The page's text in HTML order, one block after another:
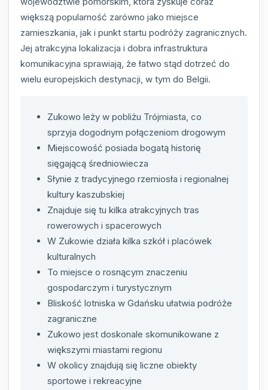
większą popularność zarówno jako miejsce
zamieszkania, jak i punkt startu podróży zagranicznych.
Jej atrakcyjna lokalizacja i dobra infrastruktura
komunikacyjna sprawiają, że łatwo stąd dotrzeć do
wielu europejskich destynacji, w tym do Belgii.
Zukowo leży w pobliżu Trójmiasta, co
sprzyja dogodnym połączeniom drogowym
Miejscowość posiada bogatą historię
sięgającą średniowiecza
Słynie z tradycyjnego rzemiosła i regionalnej
kultury kaszubskiej
Znajduje się tu kilka atrakcyjnych tras
rowerowych i spacerowych
W Zukowie działa kilka szkół i placówek
kulturalnych
To miejsce o rosnącym znaczeniu
gospodarczym i turystycznym
Bliskość lotniska w Gdańsku ułatwia podróże
zagraniczne
Zukowo jest doskonale skomunikowane z
większymi miastami regionu
W okolicy znajdują się liczne obiekty
sportowe i rekreacyjne